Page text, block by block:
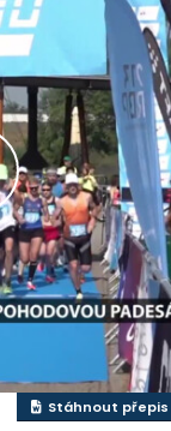
Stáhnout přepis